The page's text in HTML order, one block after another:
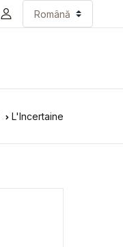
L'Incertaine